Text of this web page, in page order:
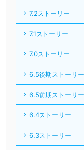
7.2ストーリー
7.1ストーリー
7.0ストーリー
6.5後期ストーリー
6.5前期ストーリー
6.4ストーリー
6.3ストーリー